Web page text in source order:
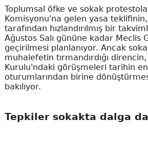
Toplumsal öfke ve sokak
Komisyonu'na gelen yasa
tarafından hızlandırılmış bir
Ağustos Salı gününe kadar Meclis
geçirilmesi planlanıyor. Ancak
muhalefetin tırmandırdığı
Kurulu'ndaki görüşmeleri tarihin
oturumlarından birine
bakılıyor.
Tepkiler sokakta dalga